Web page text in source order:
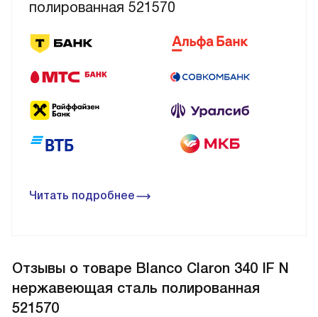
полированная 521570
Читать подробнее
Отзывы о товаре Blanco Claron 340 IF N
нержавеющая сталь полированная
521570